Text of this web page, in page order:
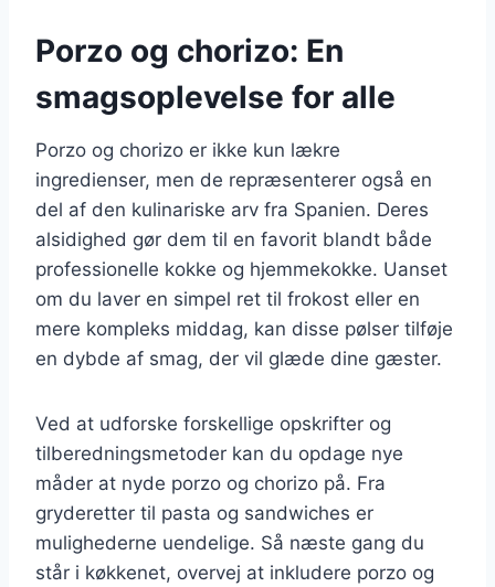
Porzo og chorizo: En
smagsoplevelse for alle
Porzo og chorizo er ikke kun lækre
ingredienser, men de repræsenterer også en
del af den kulinariske arv fra Spanien. Deres
alsidighed gør dem til en favorit blandt både
professionelle kokke og hjemmekokke. Uanset
om du laver en simpel ret til frokost eller en
mere kompleks middag, kan disse pølser tilføje
en dybde af smag, der vil glæde dine gæster.
Ved at udforske forskellige opskrifter og
tilberedningsmetoder kan du opdage nye
måder at nyde porzo og chorizo på. Fra
gryderetter til pasta og sandwiches er
mulighederne uendelige. Så næste gang du
står i køkkenet, overvej at inkludere porzo og